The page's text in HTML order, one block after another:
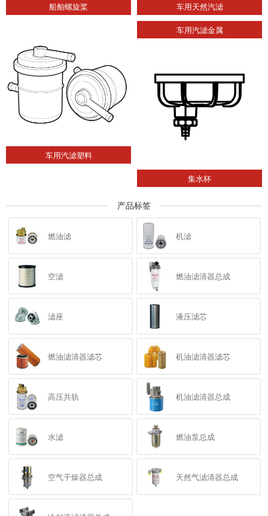
船舶螺旋桨 车用天然汽滤
车用汽滤塑料
车用汽滤金属
集水杯
产品标签
燃油滤 机滤
空滤 燃油滤清器总成
滤座 液压滤芯
燃油滤清器滤芯 机油滤清器滤芯
高压共轨 机油滤清器总成
水滤 燃油泵总成
空气干燥器总成 天然气滤清器总成